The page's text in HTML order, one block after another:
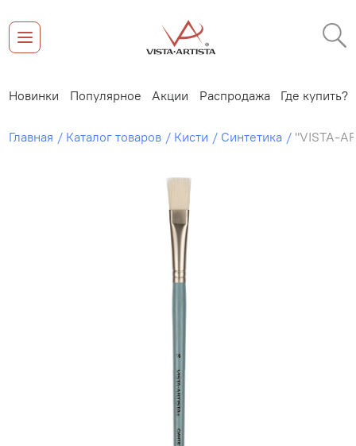
Новинки Популярное Акции Распродажа Где купить?
Главная Каталог товаров Кисти Синтетика "VISTA-